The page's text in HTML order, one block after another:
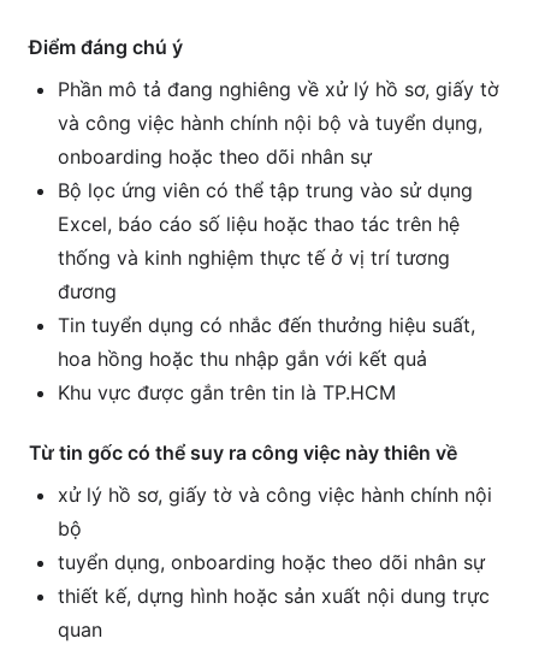
Điểm đáng chú ý
Phần mô tả đang nghiêng về xử lý hồ sơ, giấy tờ
và công việc hành chính nội bộ và tuyển dụng,
onboarding hoặc theo dõi nhân sự
Bộ lọc ứng viên có thể tập trung vào sử dụng
Excel, báo cáo số liệu hoặc thao tác trên hệ
thống và kinh nghiệm thực tế ở vị trí tương
đương
Tin tuyển dụng có nhắc đến thưởng hiệu suất,
hoa hồng hoặc thu nhập gắn với kết quả
Khu vực được gắn trên tin là TP.HCM
Từ tin gốc có thể suy ra công việc này thiên về
xử lý hồ sơ, giấy tờ và công việc hành chính nội
bộ
tuyển dụng, onboarding hoặc theo dõi nhân sự
thiết kế, dựng hình hoặc sản xuất nội dung trực
quan